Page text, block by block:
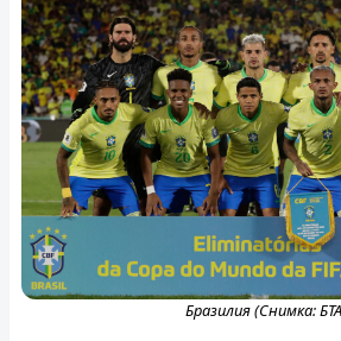
Бразилия (Снимка: